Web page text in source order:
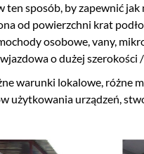
ten sposób, by zapewnić
od powierzchni krat
osobowe, vany,
o dużej
warunki lokalowe, różne
użytkowania urządzeń,